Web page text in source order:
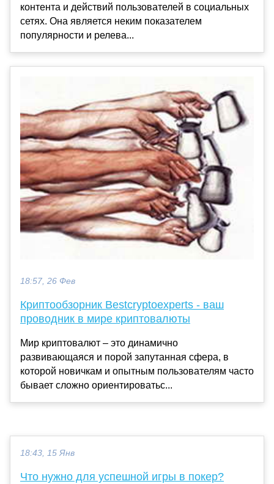
контента и действий пользователей в социальных
сетях. Она является неким показателем
популярности и релева...
18:57, 26 Фев
Криптообзорник Bestcryptoexperts - ваш
проводник в мире криптовалюты
Мир криптовалют – это динамично
развивающаяся и порой запутанная сфера, в
которой новичкам и опытным пользователям часто
бывает сложно ориентироватьс...
18:43, 15 Янв
Что нужно для успешной игры в покер?